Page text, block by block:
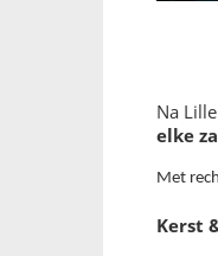
Na
elke
Met
Kerst